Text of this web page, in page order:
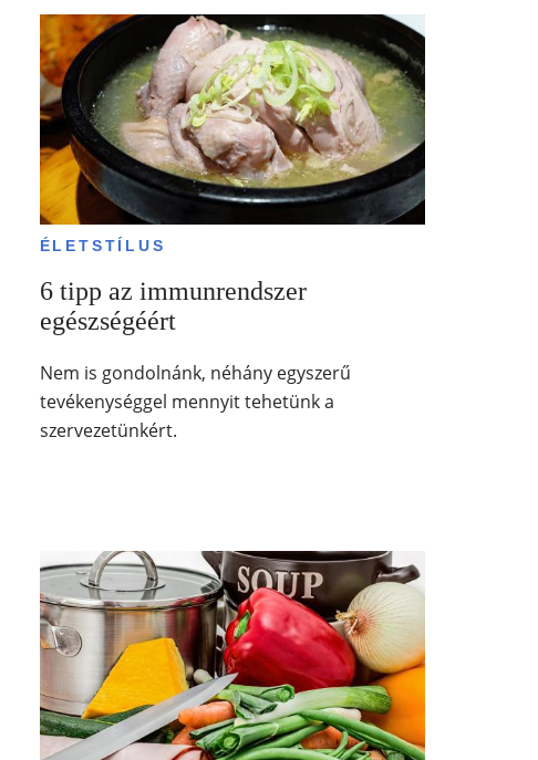
ÉLETSTÍLUS
6 tipp az immunrendszer
egészségéért
Nem is gondolnánk, néhány egyszerű
tevékenységgel mennyit tehetünk a
szervezetünkért.